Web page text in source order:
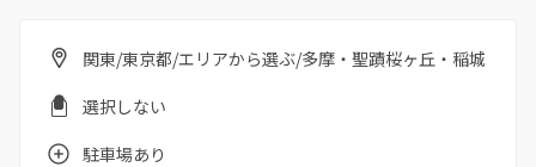
関東/東京都/エリアから選ぶ/多摩・聖蹟桜ヶ丘・稲城
選択しない
駐車場あり